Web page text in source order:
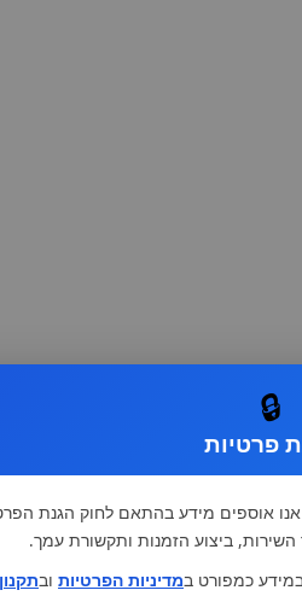
🔒
פרטיות
אוספים מידע בהתאם לחוק הגנת
כמפורט במדיניות הפרטיות ובתקנון